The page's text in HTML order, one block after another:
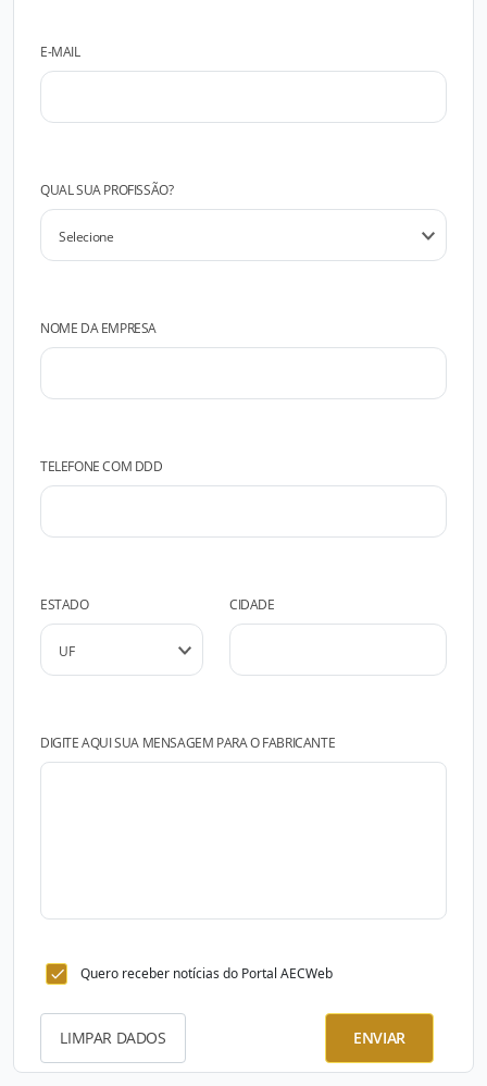
E-MAIL
QUAL SUA PROFISSÃO?
NOME DA EMPRESA
TELEFONE COM DDD
ESTADO CIDADE
DIGITE AQUI SUA MENSAGEM PARA O FABRICANTE
Quero receber notícias do Portal AECWeb
LIMPAR DADOS ENVIAR